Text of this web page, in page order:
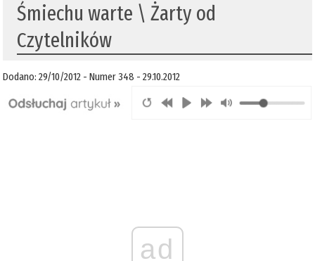
Śmiechu warte \ Żarty od
Czytelników
Dodano: 29/10/2012 - Numer 348 - 29.10.2012
ad